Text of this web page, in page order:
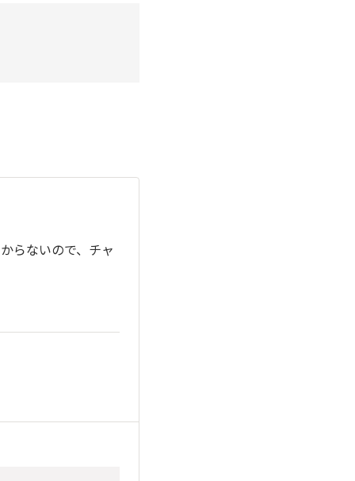
らないので、チャ